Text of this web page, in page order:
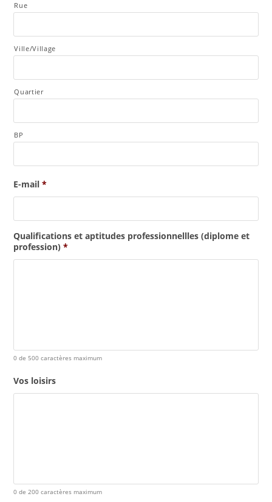
Rue
Ville/Village
Quartier
BP
E-mail *
Qualifications et aptitudes professionnellles (diplome et
profession) *
0 de 500 caractères maximum
Vos loisirs
0 de 200 caractères maximum